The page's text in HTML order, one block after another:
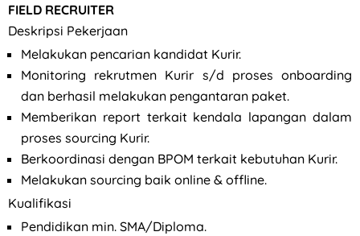
FIELD RECRUITER
Deskripsi Pekerjaan
Melakukan pencarian kandidat Kurir.
Monitoring rekrutmen Kurir s/d proses onboarding
dan berhasil melakukan pengantaran paket.
Memberikan report terkait kendala lapangan dalam
proses sourcing Kurir.
Berkoordinasi dengan BPOM terkait kebutuhan Kurir.
Melakukan sourcing baik online & offline.
Kualifikasi
Pendidikan min. SMA/Diploma.